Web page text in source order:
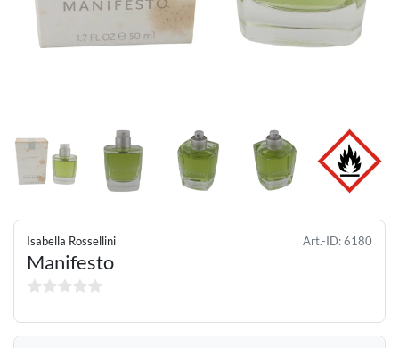
Isabella Rossellini Art.-ID:6180
Manifesto